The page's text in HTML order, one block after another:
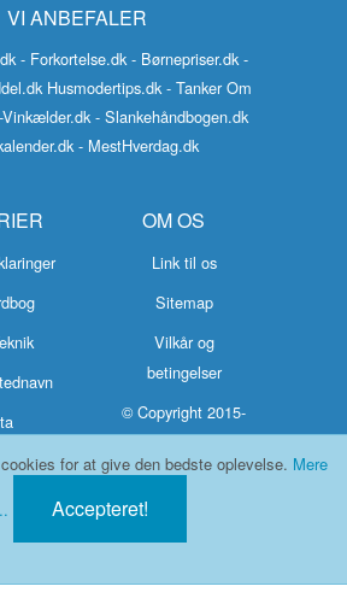
VI ANBEFALER
- Forkortelse.dk - Børnepriser.dk -
Husmodertips.dk - Tanker Om
- Slankehåndbogen.dk
- MestHverdag.dk
OM OS
Link til os
Sitemap
Vilkår og
betingelser
© Copyright 2015-
2026 Hvad-
Betyder.dk
for at give den bedste oplevelse. Mere
Accepteret!